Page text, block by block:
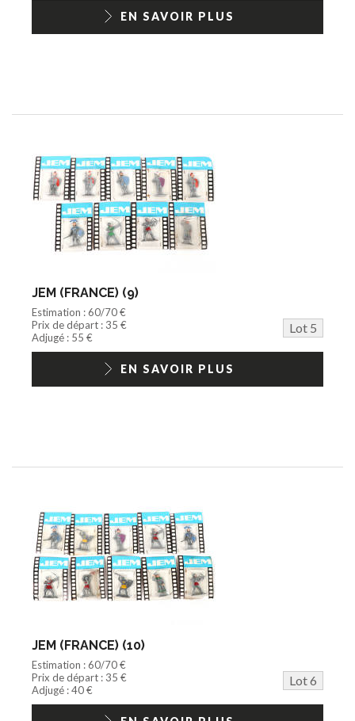
EN SAVOIR PLUS
JEM (FRANCE) (9)
Estimation : 60/70 €
Prix de départ : 35 €
Lot 5
Adjugé : 55 €
EN SAVOIR PLUS
JEM (FRANCE) (10)
Estimation : 60/70 €
Prix de départ : 35 €
Lot 6
Adjugé : 40 €